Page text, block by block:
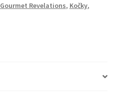
Gourmet Revelations, Kočky,